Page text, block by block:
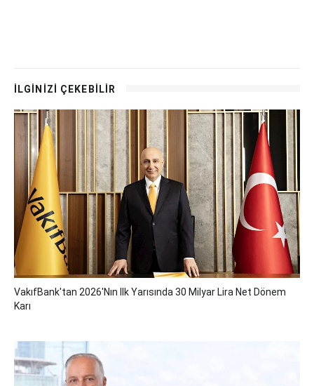
İLGİNİZİ ÇEKEBİLİR
VakıfBank'tan 2026'nın Ilk Yarısında 30 Milyar Lira Net Dönem
Karı